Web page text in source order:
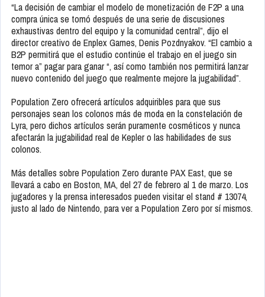
“La decisión de cambiar el modelo de monetización de F2P a una
compra única se tomó después de una serie de discusiones
exhaustivas dentro del equipo y la comunidad central”, dijo el
director creativo de Enplex Games, Denis Pozdnyakov. “El cambio a
B2P permitirá que el estudio continúe el trabajo en el juego sin
temor a” pagar para ganar “, así como también nos permitirá lanzar
nuevo contenido del juego que realmente mejore la jugabilidad”.
Population Zero ofrecerá artículos adquiribles para que sus
personajes sean los colonos más de moda en la constelación de
Lyra, pero dichos artículos serán puramente cosméticos y nunca
afectarán la jugabilidad real de Kepler o las habilidades de sus
colonos.
Más detalles sobre Population Zero durante PAX East, que se
llevará a cabo en Boston, MA, del 27 de febrero al 1 de marzo. Los
jugadores y la prensa interesados ​​pueden visitar el stand # 13074,
justo al lado de Nintendo, para ver a Population Zero por sí mismos.